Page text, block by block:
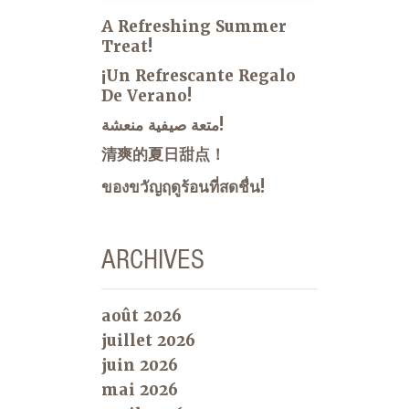
A Refreshing Summer
Treat!
¡Un Refrescante Regalo
De Verano!
متعة صيفية منعشة!
清爽的夏日甜点！
ของขวัญฤดูร้อนที่สดชื่น!
ARCHIVES
août 2026
juillet 2026
juin 2026
mai 2026